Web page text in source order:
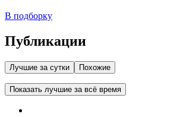
В подборку
Публикации
Лучшие за сутки Похожие
Показать лучшие за всё время